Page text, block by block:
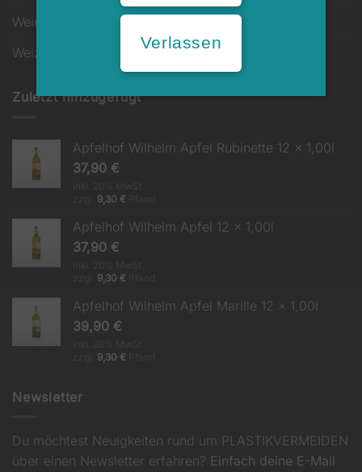
Wein und Co.
Weizenbier
Zuletzt hinzugefügt
Apfelhof Wilhelm Apfel Rubinette 12 x 1,00l
37,90 €
9,30 €
Apfelhof Wilhelm Apfel 12 x 1,00l
37,90 €
9,30 €
Apfelhof Wilhelm Apfel Marille 12 x 1,00l
39,90 €
9,30 €
Newsletter
Du möchtest Neuigkeiten rund um PLASTIKVERMEIDEN
über einen Newsletter erfahren? Einfach deine E-Mail
Verlassen